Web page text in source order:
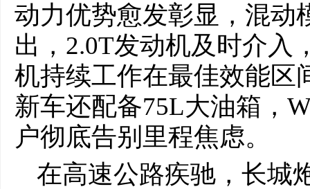
动力优势愈发彰显，混动
出，2.0T发动机及时介入
机持续工作在最佳效能区
新车还配备75L大油箱，
户彻底告别里程焦虑。
在高速公路疾驰，长城